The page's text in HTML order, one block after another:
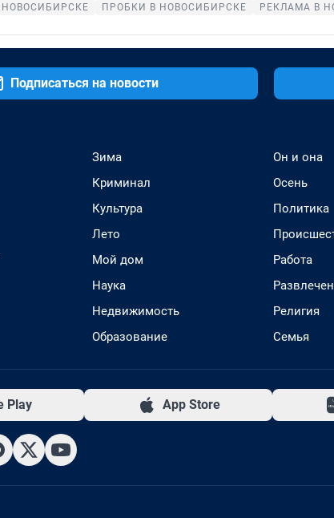
ПРОБКИ В НОВОСИБИРСКЕ РЕКЛАМА В
Подписаться на новости
Зима
Криминал
Культура
Лето
Мой дом
Наука
Недвижимость
Образование
Он и она
Осень
Политика
Работа
Религия
Семья
Play App Store